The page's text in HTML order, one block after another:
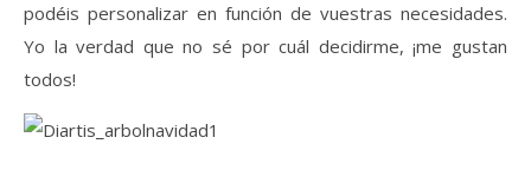
podéis personalizar en función de vuestras necesidades.
Yo la verdad que no sé por cuál decidirme, ¡me gustan
todos!